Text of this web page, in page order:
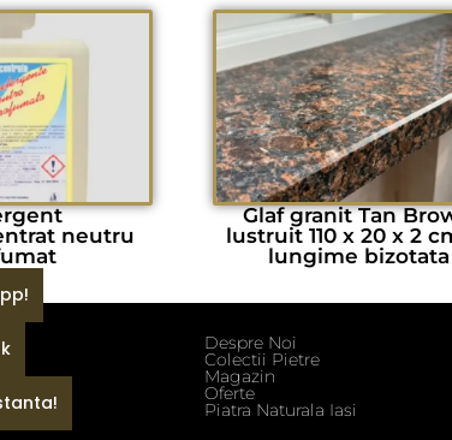
neutru
Glaf granit Tan
lustruit 110 x 20 x 2
lungime bizotata
Despre Noi
Colectii Pietre
Magazin
Oferte
Piatra Naturala Iasi